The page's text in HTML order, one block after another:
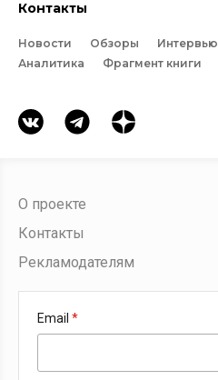
Контакты
Новости Обзоры Интервью
Аналитика
Фрагмент книги
О проекте
Контакты
Рекламодателям
Email